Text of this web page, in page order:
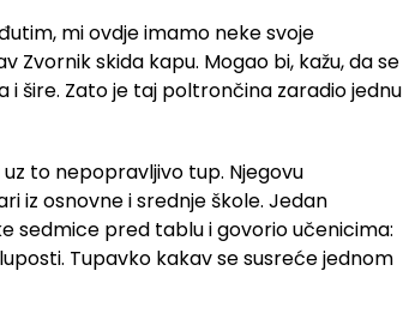
mi ovdje imamo neke svoje
Zvornik skida kapu. Mogao bi, kažu, da se
i šire. Zato je taj poltrončina zaradio jednu
to nepopravljivo tup. Njegovu
iz osnovne i srednje škole. Jedan
sedmice pred tablu i govorio učenicima:
Tupavko kakav se susreće jednom